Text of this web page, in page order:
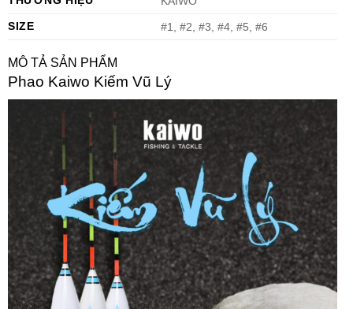
SIZE
#1, #2, #3, #4, #5, #6
MÔ TẢ SẢN PHẨM
Phao Kaiwo Kiếm Vũ Lý